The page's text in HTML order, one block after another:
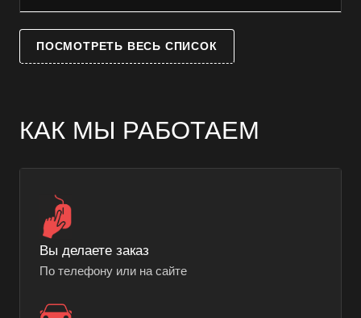
ПОСМОТРЕТЬ ВЕСЬ СПИСОК
КАК МЫ РАБОТАЕМ
Вы делаете заказ
По телефону или на сайте